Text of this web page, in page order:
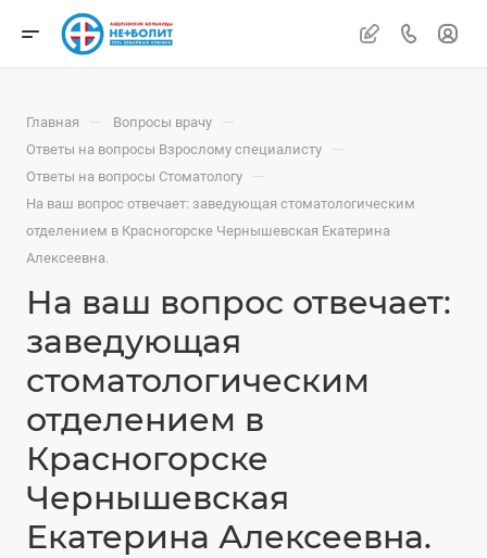
Главная — Вопросы врачу —
Ответы на вопросы Взрослому специалисту —
Ответы на вопросы Стоматологу —
На ваш вопрос отвечает: заведующая стоматологическим
отделением в Красногорске Чернышевская Екатерина
Алексеевна.
На ваш вопрос отвечает:
заведующая
стоматологическим
отделением в
Красногорске
Чернышевская
Екатерина Алексеевна.